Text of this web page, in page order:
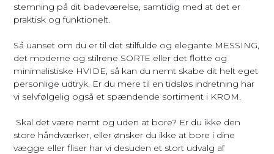
stemning på dit badeværelse, samtidig med at det er
praktisk og funktionelt.
Så uanset om du er til det stilfulde og elegante MESSING,
det moderne og stilrene SORTE eller det flotte og
minimalistiske HVIDE, så kan du nemt skabe dit helt eget
personlige udtryk. Er du mere til en tidsløs indretning har
vi selvfølgelig også et spændende sortiment i KROM.
Skal det være nemt og uden at bore? Er du ikke den
store håndværker, eller ønsker du ikke at bore i dine
vægge eller fliser har vi desuden et stort udvalg af